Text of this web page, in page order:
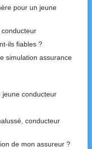
pour un jeune
ils fiables ?
simulation assurance
jeune conducteur
conducteur
de mon assureur ?